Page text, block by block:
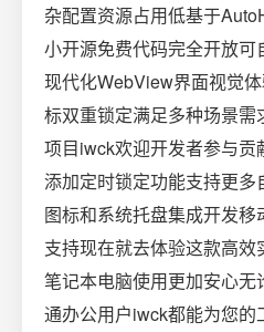
杂配置资源占用低基于
小开源免费代码完全开放
现代化WebView界面视觉
标双重锁定满足多种场景
项目iwck欢迎开发者参与
添加定时锁定功能支持更
图标和系统托盘集成开发
支持现在就去体验这款高
笔记本电脑使用更加安心
通办公用户iwck都能为您的